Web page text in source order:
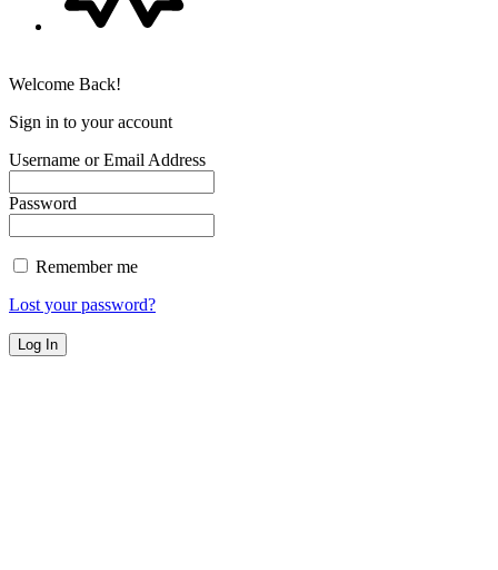
Welcome Back!
Sign in to your account
Username or Email Address
Password
Remember me
Lost your password?